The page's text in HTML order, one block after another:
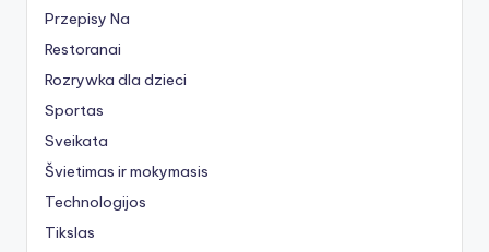
Przepisy Na
Restoranai
Rozrywka dla dzieci
Sportas
Sveikata
Švietimas ir mokymasis
Technologijos
Tikslas